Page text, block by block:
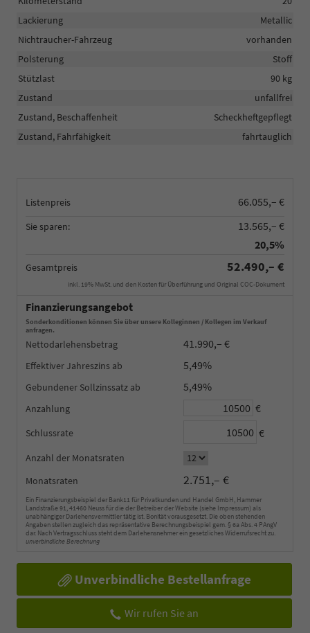
Listenpreis 66.055,– €
Sie sparen:
13.565,– €
20,5%
Gesamtpreis 52.490,– €
inkl. 19% MwSt. und den Kosten für Überführung und Original COC-Dokument
Finanzierungsangebot
Sonderkonditionen können Sie über unsere Kolleginnen / Kollegen im Verkauf
anfragen.
Nettodarlehensbetrag 41.990,– €
Effektiver Jahreszins 5,49%
Gebundener Sollzinssatz 5,49%
Anzahlung €
Schlussrate €
Anzahl der Monatsraten
Monatsraten
2.751,– €
Ein Finanzierungsbeispiel der Bank11 für Privatkunden und Handel GmbH, Hammer
Landstraße 91, 41460 Neuss für die der Betreiber der Website (siehe Impressum) als
unabhängiger Darlehensvermittler tätig ist. Bonität vorausgesetzt. Die oben stehenden
Angaben stellen zugleich das repräsentative Berechnungsbeispiel gem. § 6a Abs. 4 PAngV
dar. Nach Vertragsschluss steht dem Darlehensnehmer ein gesetzliches Widerrufsrecht zu.
unverbindliche Berechnung
Unverbindliche Bestellanfrage
Wir rufen Sie an
Lackierung
Metallic
Nichtraucher-Fahrzeug
vorhanden
Polsterung
Stoff
Stützlast
90 kg
Zustand
unfallfrei
Zustand, Beschaffenheit
Scheckheftgepflegt
Zustand, Fahrfähigkeit
fahrtauglich